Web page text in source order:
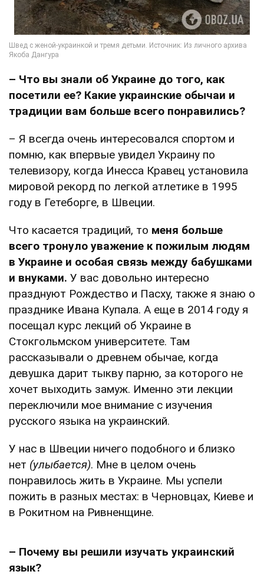
– Что вы знали об Украине до того, как
посетили ее? Какие украинские обычаи и
традиции вам больше всего понравились?
– Я всегда очень интересовался спортом и
помню, как впервые увидел Украину по
телевизору, когда Инесса Кравец установила
мировой рекорд по легкой атлетике в 1995
году в Гетеборге, в Швеции.
Что касается традиций, то меня больше
всего тронуло уважение к пожилым людям
в Украине и особая связь между бабушками
и внуками. У вас довольно интересно
празднуют Рождество и Пасху, также я знаю о
празднике Ивана Купала. А еще в 2014 году я
посещал курс лекций об Украине в
Стокгольмском университете. Там
рассказывали о древнем обычае, когда
девушка дарит тыкву парню, за которого не
хочет выходить замуж. Именно эти лекции
переключили мое внимание с изучения
русского языка на украинский.
У нас в Швеции ничего подобного и близко
нет (улыбается). Мне в целом очень
понравилось жить в Украине. Мы успели
пожить в разных местах: в Черновцах, Киеве и
в Рокитном на Ривненщине.
– Почему вы решили изучать украинский
язык?